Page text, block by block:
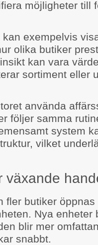
möjligheter till
exempelvis
olika butiker
kan vara
sortiment eller
använda
följer samma
system
vilket
växande
fler butiker
Nya enheter
blir mer
snabbt.